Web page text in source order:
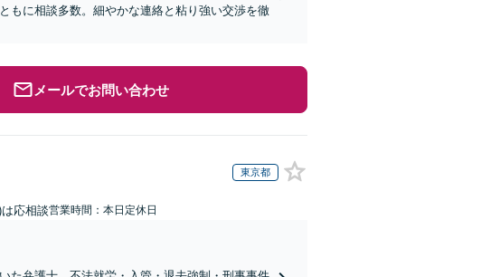
もに相談多数。細やかな連絡と粘り強い交渉を徹
メールでお問い合わせ
東京都
応相談営業時間：本日定休日